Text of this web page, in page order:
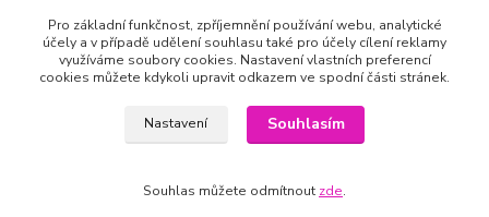
Mevalia nízkobílkovinné potraviny
Chléb a pečivo
Pro základní funkčnost, zpříjemnění používání webu, analytické
účely a v případě udělení souhlasu také pro účely cílení reklamy
využíváme soubory cookies. Nastavení vlastních preferencí
cookies můžete kdykoli upravit odkazem ve spodní části stránek.
Nastavení Souhlasím
Souhlas můžete odmítnout zde.